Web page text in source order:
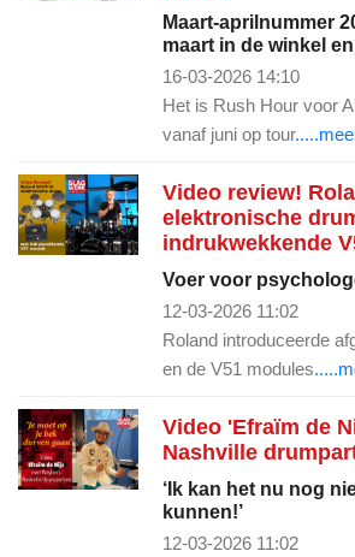
Maart-aprilnummer
maart in de winkel
16-03-2026 14:10
Het is Rush Hour voor
vanaf juni op tour
Video review!
elektronische
indrukwekkende
Voer voor
12-03-2026 11:02
Roland introduceerde
en de V51 modules
Video 'Efraïm de
Nashville
‘Ik kan het nu nog
kunnen!’
12-03-2026 11:02